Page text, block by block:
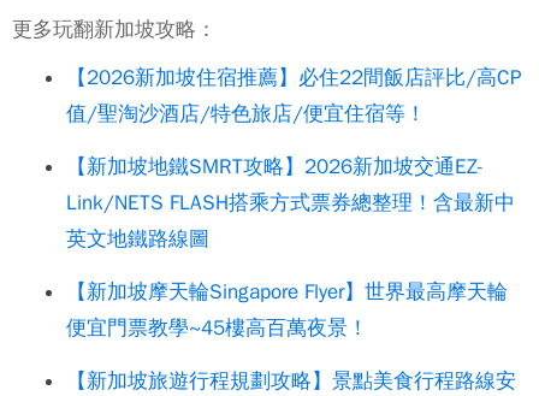
更多玩翻新加坡攻略：
【2026新加坡住宿推薦】必住22間飯店評比/高CP
值/聖淘沙酒店/特色旅店/便宜住宿等！
【新加坡地鐵SMRT攻略】2026新加坡交通EZ-
Link/NETS FLASH搭乘方式票券總整理！含最新中
英文地鐵路線圖
【新加坡摩天輪Singapore Flyer】世界最高摩天輪
便宜門票教學~45樓高百萬夜景！
【新加坡旅遊行程規劃攻略】景點美食行程路線安